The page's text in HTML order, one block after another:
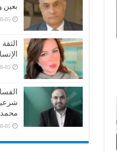
05
05
05